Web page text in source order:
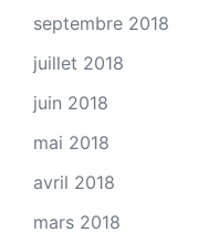
septembre 2018
juillet 2018
juin 2018
mai 2018
avril 2018
mars 2018